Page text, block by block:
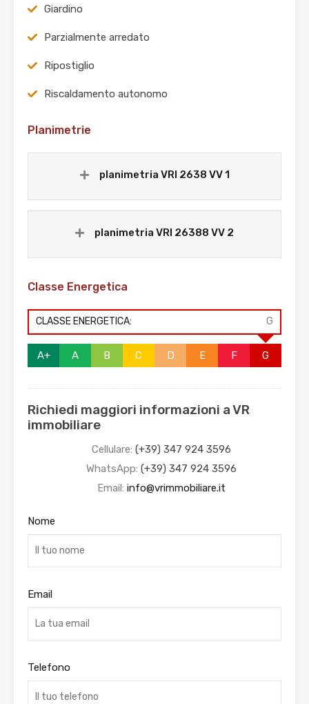
Giardino
Parzialmente arredato
Ripostiglio
Riscaldamento autonomo
Planimetrie
planimetria VRI 2638 VV 1
planimetria VRI 26388 VV 2
Classe Energetica
CLASSE ENERGETICA: G
A+ A B C D E F G
Richiedi maggiori informazioni a VR
immobiliare
Cellulare: (+39) 347 924 3596
WhatsApp: (+39) 347 924 3596
Email: info@vrimmobiliare.it
Nome
Email
Telefono